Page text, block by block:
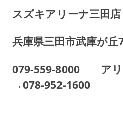
スズキアリーナ三田店
兵庫県三田市武庫が丘
079-559-8000 アリ
→078-952-1600